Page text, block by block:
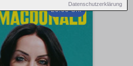
Datenschutzerklärung
20:00 Uhr